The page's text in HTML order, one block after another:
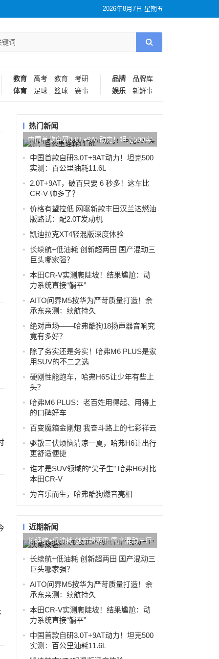
2026年8月7日 星期五
教育 高考 教育
考研
体育
足球 篮球 赛事
品牌
品牌库
娱乐
新鲜事
热门新闻
中国首款自研3.0T+9AT动力！坦克500实
测：百公里油耗11.6L
中国首款自研3.0T+9AT动力！坦克500
实测：百公里油耗11.6L
2.0T+9AT，破百只要 6 秒多！这车比
CR-V 帅多了？
价格有望拉低 网曝新款丰田汉兰达燃油
版路试：配2.0T发动机
凯迪拉克XT4轻混版深度体验
长续航+低油耗 创新超两田 国产混动三
巨头哪家强？
本田CR-V实测爬陡坡！结果尴尬：动
力系统直接“躺平”
AITO问界M5按华为严苛质量打造！余
承东亲测：续航持久
绝对声场——哈弗酷狗18扬声器音响究
竟有多好？
除了务实还是务实！哈弗M6 PLUS是家
用SUV的不二之选
硬刚性能跑车，哈弗H6S让少年有些上
头？
哈弗M6 PLUS：老百姓用得起、用得上
的口碑好车
百变魔箱金刚炮 我奋斗路上的七彩祥云
驱散三伏烦恼清凉一夏，哈弗H6让出行
更舒适便捷
谁才是SUV领域的“尖子生” 哈弗H6对比
本田CR-V
为音乐而生，哈弗酷狗燃音亮相
近期新闻
长续航+低油耗 创新超两田 国产混动三巨
头哪家强？
长续航+低油耗 创新超两田 国产混动三
巨头哪家强？
AITO问界M5按华为严苛质量打造！余
承东亲测：续航持久
本田CR-V实测爬陡坡！结果尴尬：动
力系统直接“躺平”
中国首款自研3.0T+9AT动力！坦克500
实测：百公里油耗11.6L